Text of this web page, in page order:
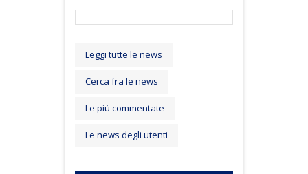
Leggi tutte le news
Cerca fra le news
Le più commentate
Le news degli utenti